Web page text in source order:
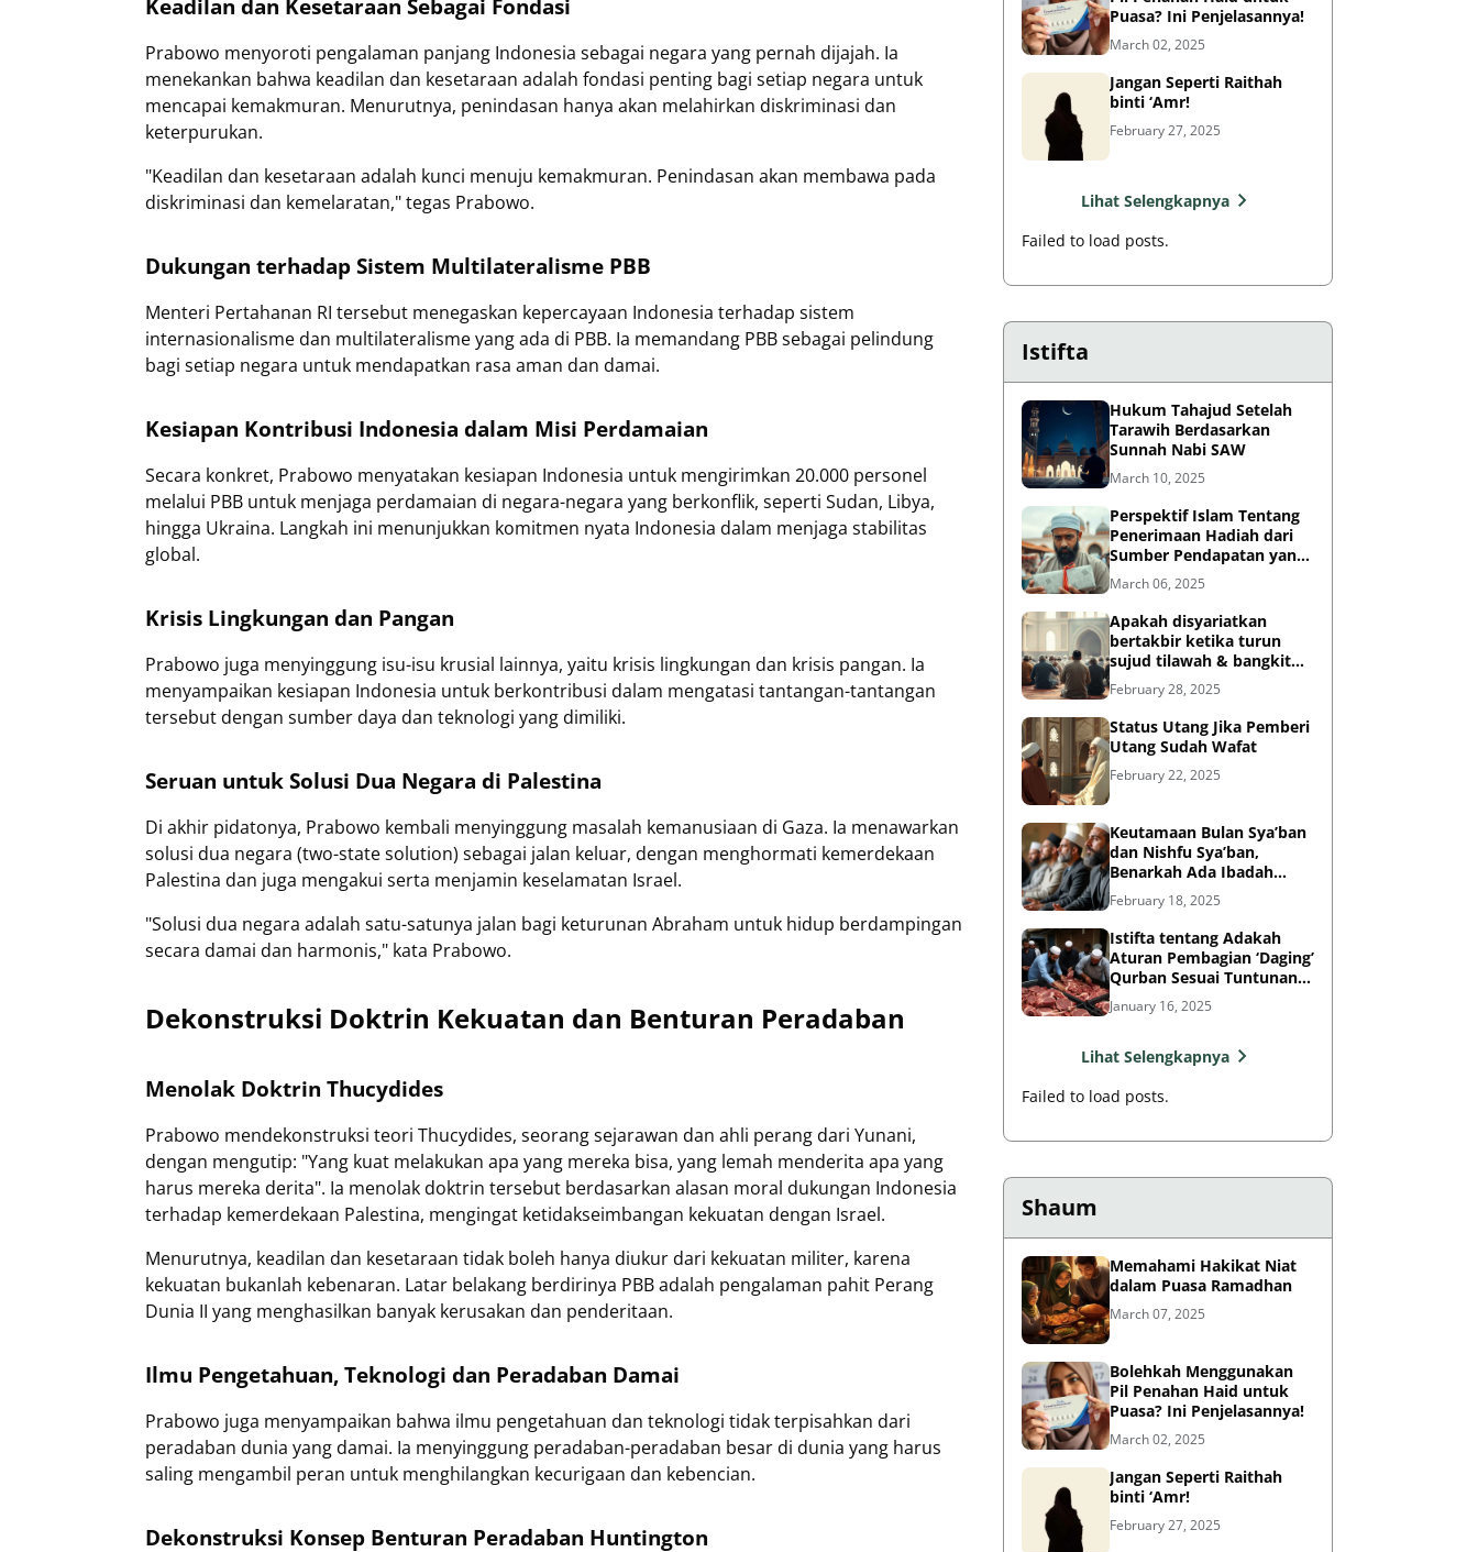
Keadilan dan Kesetaraan Sebagai Fondasi
Prabowo menyoroti pengalaman panjang Indonesia sebagai negara yang pernah dijajah. Ia
menekankan bahwa keadilan dan kesetaraan adalah fondasi penting bagi setiap negara untuk
mencapai kemakmuran. Menurutnya, penindasan hanya akan melahirkan diskriminasi dan
keterpurukan.
"Keadilan dan kesetaraan adalah kunci menuju kemakmuran. Penindasan akan membawa pada
diskriminasi dan kemelaratan," tegas Prabowo.
Dukungan terhadap Sistem Multilateralisme PBB
Menteri Pertahanan RI tersebut menegaskan kepercayaan Indonesia terhadap sistem
internasionalisme dan multilateralisme yang ada di PBB. Ia memandang PBB sebagai pelindung
bagi setiap negara untuk mendapatkan rasa aman dan damai.
Kesiapan Kontribusi Indonesia dalam Misi Perdamaian
Secara konkret, Prabowo menyatakan kesiapan Indonesia untuk mengirimkan 20.000 personel
melalui PBB untuk menjaga perdamaian di negara-negara yang berkonflik, seperti Sudan, Libya,
hingga Ukraina. Langkah ini menunjukkan komitmen nyata Indonesia dalam menjaga stabilitas
global.
Krisis Lingkungan dan Pangan
Prabowo juga menyinggung isu-isu krusial lainnya, yaitu krisis lingkungan dan krisis pangan. Ia
menyampaikan kesiapan Indonesia untuk berkontribusi dalam mengatasi tantangan-tantangan
tersebut dengan sumber daya dan teknologi yang dimiliki.
Seruan untuk Solusi Dua Negara di Palestina
Di akhir pidatonya, Prabowo kembali menyinggung masalah kemanusiaan di Gaza. Ia menawarkan
solusi dua negara (two-state solution) sebagai jalan keluar, dengan menghormati kemerdekaan
Palestina dan juga mengakui serta menjamin keselamatan Israel.
"Solusi dua negara adalah satu-satunya jalan bagi keturunan Abraham untuk hidup berdampingan
secara damai dan harmonis," kata Prabowo.
Dekonstruksi Doktrin Kekuatan dan Benturan Peradaban
Menolak Doktrin Thucydides
Prabowo mendekonstruksi teori Thucydides, seorang sejarawan dan ahli perang dari Yunani,
dengan mengutip: "Yang kuat melakukan apa yang mereka bisa, yang lemah menderita apa yang
harus mereka derita". Ia menolak doktrin tersebut berdasarkan alasan moral dukungan Indonesia
terhadap kemerdekaan Palestina, mengingat ketidakseimbangan kekuatan dengan Israel.
Menurutnya, keadilan dan kesetaraan tidak boleh hanya diukur dari kekuatan militer, karena
kekuatan bukanlah kebenaran. Latar belakang berdirinya PBB adalah pengalaman pahit Perang
Dunia II yang menghasilkan banyak kerusakan dan penderitaan.
Ilmu Pengetahuan, Teknologi dan Peradaban Damai
Prabowo juga menyampaikan bahwa ilmu pengetahuan dan teknologi tidak terpisahkan dari
peradaban dunia yang damai. Ia menyinggung peradaban-peradaban besar di dunia yang harus
saling mengambil peran untuk menghilangkan kecurigaan dan kebencian.
Dekonstruksi Konsep Benturan Peradaban Huntington
Puasa? Ini Penjelasannya!
March 02, 2025
Jangan Seperti Raithah
binti ‘Amr!
February 27, 2025
Lihat Selengkapnya
Failed to load posts.
Istifta
Hukum Tahajud Setelah
Tarawih Berdasarkan
Sunnah Nabi SAW
March 10, 2025
Perspektif Islam Tentang
Penerimaan Hadiah dari
Sumber Pendapatan yang
Tidak Halal
March 06, 2025
Apakah disyariatkan
bertakbir ketika turun
sujud tilawah & bangkit
dari sujud tilawah yang
dilakukan dalam shalat?
February 28, 2025
Status Utang Jika Pemberi
Utang Sudah Wafat
February 22, 2025
Keutamaan Bulan Sya’ban
dan Nishfu Sya’ban,
Benarkah Ada Ibadah
Khusus?
February 18, 2025
Istifta tentang Adakah
Aturan Pembagian ‘Daging’
Qurban Sesuai Tuntunan
Rasulullah?
January 16, 2025
Lihat Selengkapnya
Failed to load posts.
Shaum
Memahami Hakikat Niat
dalam Puasa Ramadhan
March 07, 2025
Bolehkah Menggunakan
Pil Penahan Haid untuk
Puasa? Ini Penjelasannya!
March 02, 2025
Jangan Seperti Raithah
binti ‘Amr!
February 27, 2025